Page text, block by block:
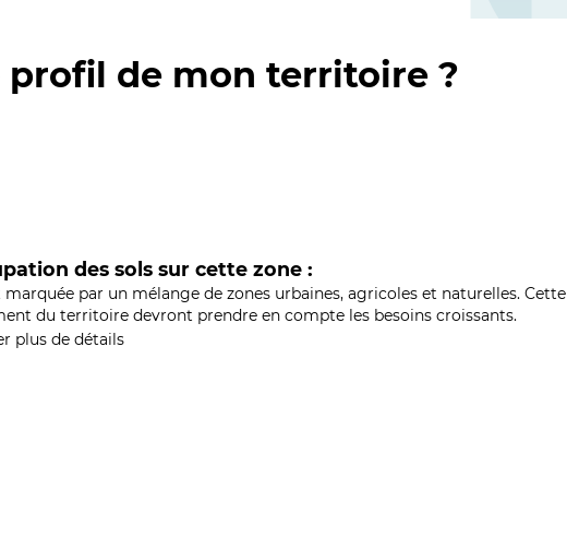
profil de mon territoire ?
des sols sur cette zone :
par un mélange de zones urbaines, agricoles et naturelles. Cette
du territoire devront prendre en compte les besoins croissants.
plus de détails